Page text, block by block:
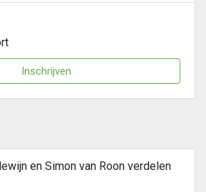
Inschrijven
en Simon van Roon verdelen